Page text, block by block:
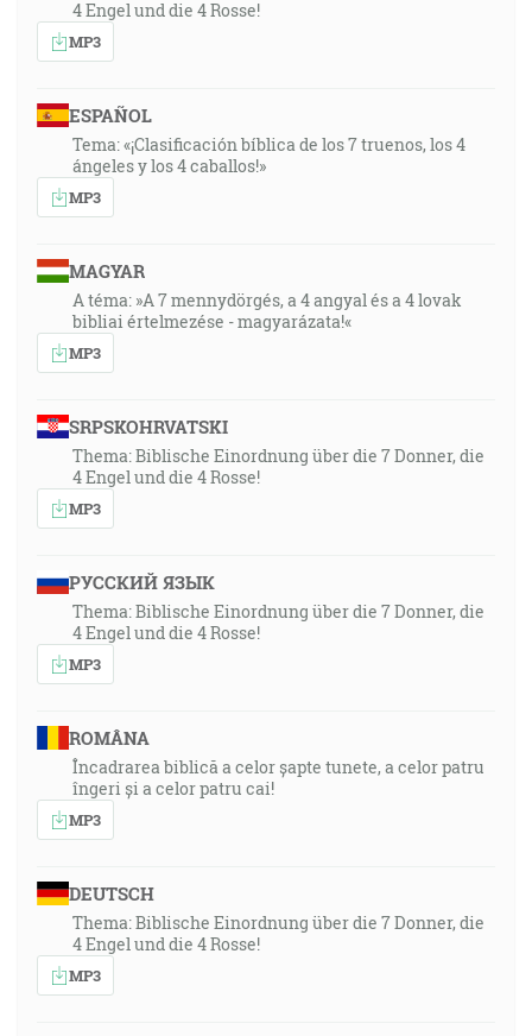
4 Engel und die 4 Rosse!
MP3
ESPAÑOL
Tema: «¡Clasificación bíblica de los 7 truenos, los 4
ángeles y los 4 caballos!»
MP3
MAGYAR
A téma: »A 7 mennydörgés, a 4 angyal és a 4 lovak
bibliai értelmezése - magyarázata!«
MP3
SRPSKOHRVATSKI
Thema: Biblische Einordnung über die 7 Donner, die
4 Engel und die 4 Rosse!
MP3
РУССКИЙ ЯЗЫК
Thema: Biblische Einordnung über die 7 Donner, die
4 Engel und die 4 Rosse!
MP3
ROMÂNA
Încadrarea biblică a celor șapte tunete, a celor patru
îngeri și a celor patru cai!
MP3
DEUTSCH
Thema: Biblische Einordnung über die 7 Donner, die
4 Engel und die 4 Rosse!
MP3